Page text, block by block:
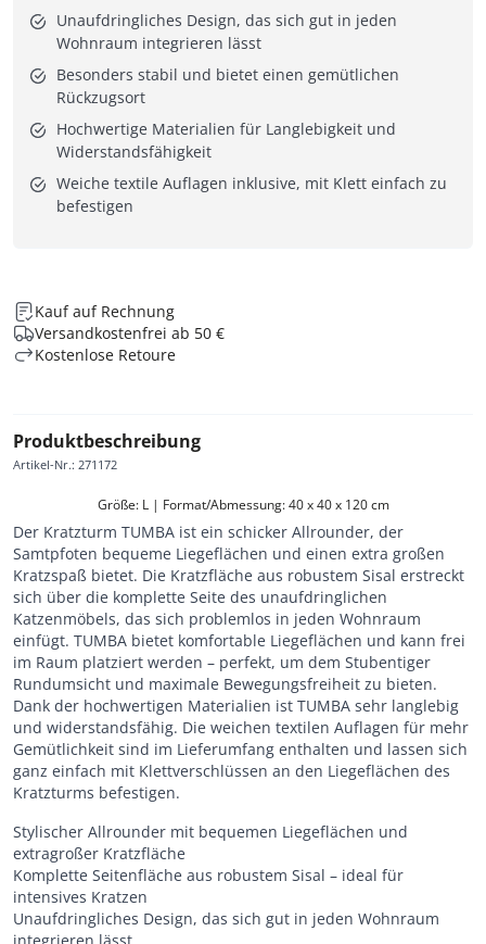
Unaufdringliches Design, das sich gut in jeden
Wohnraum integrieren lässt
Besonders stabil und bietet einen gemütlichen
Rückzugsort
Hochwertige Materialien für Langlebigkeit und
Widerstandsfähigkeit
Weiche textile Auflagen inklusive, mit Klett einfach zu
befestigen
Kauf auf Rechnung
Versandkostenfrei ab 50 €
Kostenlose Retoure
Produktbeschreibung
Artikel-Nr.: 271172
Größe: L | Format/Abmessung: 40 x 40 x 120 cm
Der Kratzturm TUMBA ist ein schicker Allrounder, der
Samtpfoten bequeme Liegeflächen und einen extra großen
Kratzspaß bietet. Die Kratzfläche aus robustem Sisal erstreckt
sich über die komplette Seite des unaufdringlichen
Katzenmöbels, das sich problemlos in jeden Wohnraum
einfügt. TUMBA bietet komfortable Liegeflächen und kann frei
im Raum platziert werden – perfekt, um dem Stubentiger
Rundumsicht und maximale Bewegungsfreiheit zu bieten.
Dank der hochwertigen Materialien ist TUMBA sehr langlebig
und widerstandsfähig. Die weichen textilen Auflagen für mehr
Gemütlichkeit sind im Lieferumfang enthalten und lassen sich
ganz einfach mit Klettverschlüssen an den Liegeflächen des
Kratzturms befestigen.
Stylischer Allrounder mit bequemen Liegeflächen und
extragroßer Kratzfläche
Komplette Seitenfläche aus robustem Sisal – ideal für
intensives Kratzen
Unaufdringliches Design, das sich gut in jeden Wohnraum